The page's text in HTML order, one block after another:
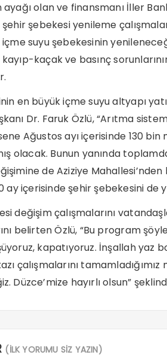
ayağı olan ve finansmanı İller
şebekesi yenileme
suyu şebekesinin
kayıp-kaçak ve basınç
en büyük içme suyu altyapı
Dr. Faruk Özlü, “Arıtma
Ağustos ayı içerisinde 130
olacak. Bunun yanında
de Aziziye
ay içerisinde şehir şebekesini de
değişim çalışmalarını
belirten Özlü, “Bu program
kapatıyoruz. İnşallah yaz
çalışmalarını
Düzce’mize hayırlı olsun”
(İLK YORUMU SİZ YAZIN)